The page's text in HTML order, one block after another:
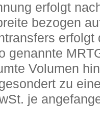
erfolgt
bezogen
genannte
Volumen
zu
je